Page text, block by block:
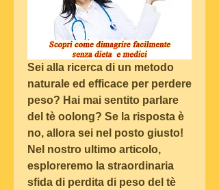
Sei alla ricerca di un metodo
naturale ed efficace per perdere
peso? Hai mai sentito parlare
del tè oolong? Se la risposta è
no, allora sei nel posto giusto!
Nel nostro ultimo articolo,
esploreremo la straordinaria
sfida di perdita di peso del tè